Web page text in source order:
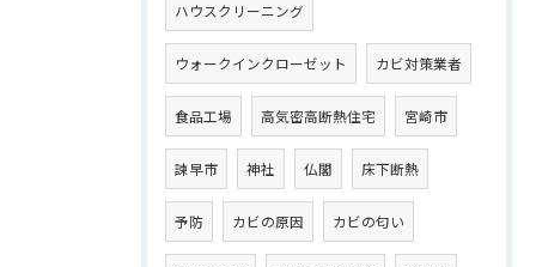
ハウスクリーニング
ウォークインクローゼット カビ対策業者
食品工場 高気密高断熱住宅 宮崎市
諫早市 神社 仏閣 床下断熱
予防 カビの原因 カビの匂い